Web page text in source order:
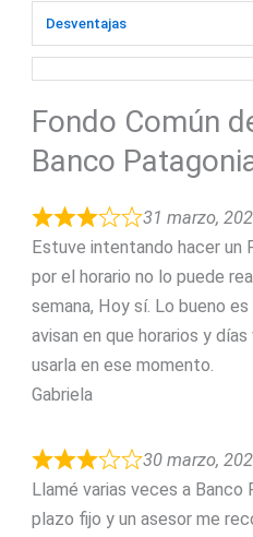
Desventajas
Fondo Común
Banco
31 marzo,
Estuve intentando hacer un
por el horario no lo puede
semana, Hoy sí. Lo bueno
avisan en que horarios y
usarla en ese momento.
Gabriela
30 marzo,
Llamé varias veces a Banco
plazo fijo y un asesor me